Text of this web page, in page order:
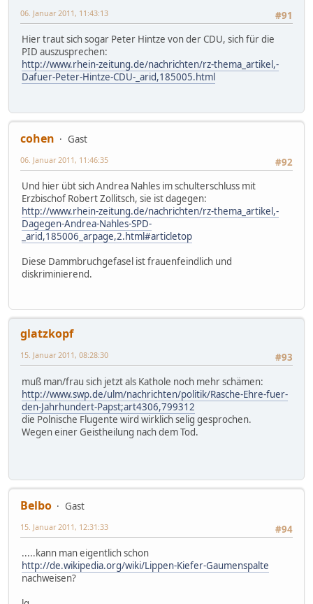
#91
06. Januar 2011, 11:43:13
Hier traut sich sogar Peter Hintze von der CDU, sich für die
PID auszusprechen:
http://www.rhein-zeitung.de/nachrichten/rz-thema_artikel,-
Dafuer-Peter-Hintze-CDU-_arid,185005.html
cohen
Gast
#92
06. Januar 2011, 11:46:35
Und hier übt sich Andrea Nahles im schulterschluss mit
Erzbischof Robert Zollitsch, sie ist dagegen:
http://www.rhein-zeitung.de/nachrichten/rz-thema_artikel,-
Dagegen-Andrea-Nahles-SPD-
_arid,185006_arpage,2.html#articletop
Diese Dammbruchgefasel ist frauenfeindlich und
diskriminierend.
glatzkopf
#93
15. Januar 2011, 08:28:30
muß man/frau sich jetzt als Kathole noch mehr schämen:
http://www.swp.de/ulm/nachrichten/politik/Rasche-Ehre-fuer-
den-Jahrhundert-Papst;art4306,799312
die Polnische Flugente wird wirklich selig gesprochen.
Wegen einer Geistheilung nach dem Tod.
Belbo
Gast
#94
15. Januar 2011, 12:31:33
.....kann man eigentlich schon
http://de.wikipedia.org/wiki/Lippen-Kiefer-Gaumenspalte
nachweisen?